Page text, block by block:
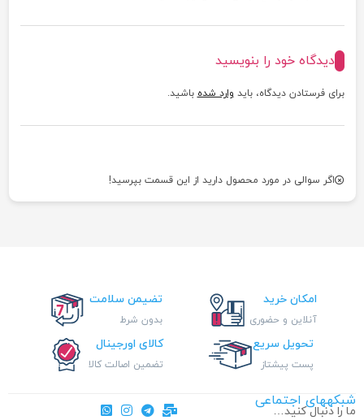
دیدگاه خود را بنویسید
برای فرستادن دیدگاه، باید وارد شده باشید.
اگر سوالی در مورد محصول دارید از این قسمت بپرسید!
امکان خرید
آنلاین و حضوری
تضیمن سلامت
بدون شرط
تحویل سریع
پست پیشتاز
کالای اورجینال
تضمین اصالت کالا
شبکههای اجتماعی
ما را دنبال کنید…